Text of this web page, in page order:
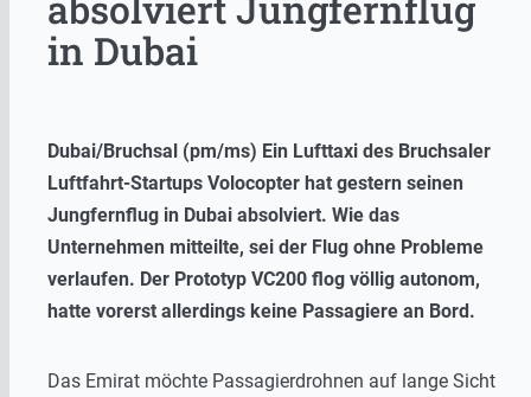
in Dubai
Dubai/Bruchsal (pm/ms) Ein Lufttaxi des Bruchsaler
Luftfahrt-Startups Volocopter hat gestern seinen
Jungfernflug in Dubai absolviert. Wie das
Unternehmen mitteilte, sei der Flug ohne Probleme
verlaufen. Der Prototyp VC200 flog völlig autonom,
hatte vorerst allerdings keine Passagiere an Bord.
Das Emirat möchte Passagierdrohnen auf lange Sicht